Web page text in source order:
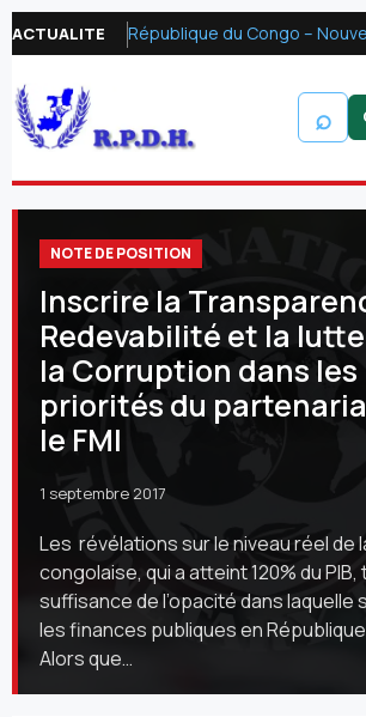
ACTUALITE
⌕
NOTE DE POSITION
Inscrire la
Redevabilité et la
la Corruption dans les
priorités du
le FMI
1 septembre 2017
Les révélations sur le niveau réel de
congolaise, qui a atteint 120% du PIB,
suffisance de l’opacité dans laquelle
les finances publiques en
Alors que…